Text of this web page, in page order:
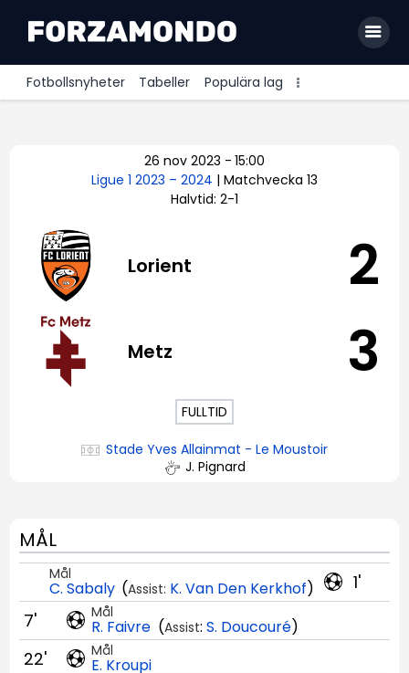
Fotbollsnyheter Tabeller Populära lag
Premier League
Bundesliga
Serie A
26 nov 2023 - 15:00
Ligue 1 2023 – 2024 | Matchvecka 13
Halvtid: 2-1
Lorient 2
Metz 3
FULLTID
Stade Yves Allainmat - Le Moustoir
J. Pignard
MÅL
1'
Mål
C. Sabaly (Assist: K. Van Den Kerkhof)
Mål
R. Faivre (Assist: S. Doucouré)
7'
Mål
E. Kroupi
22'